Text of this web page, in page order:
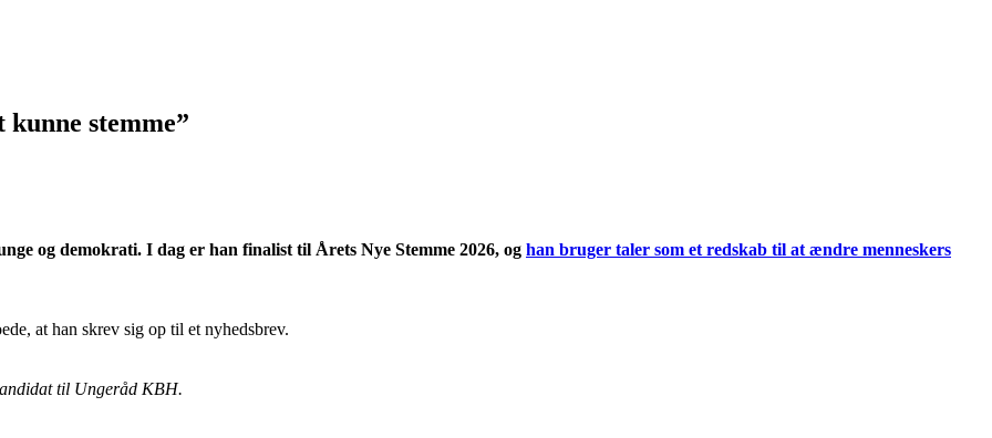
kunne stemme”
og demokrati. I dag er han finalist til Årets Nye Stemme 2026, og han bruger taler som et redskab til at ændre menneskers
at han skrev sig op til et nyhedsbrev.
til Ungeråd KBH.